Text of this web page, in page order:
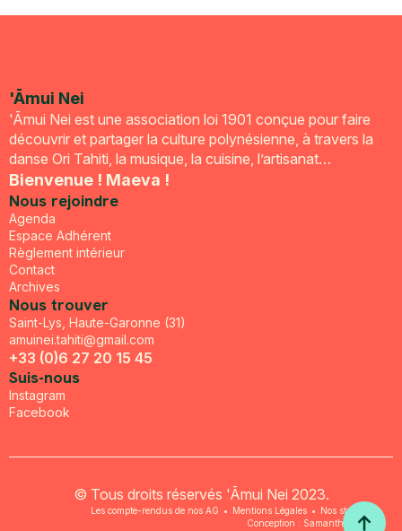
'Āmui Nei
'Āmui Nei est une association loi 1901 conçue pour faire
découvrir et partager la culture polynésienne, à travers la
danse Ori Tahiti, la musique, la cuisine, l’artisanat…
Bienvenue ! Maeva !
Nous rejoindre
Agenda
Espace Adhérent
Règlement intérieur
Contact
Archives
Nous trouver
Saint-Lys, Haute-Garonne (31)
amuinei.tahiti@gmail.com
+33 (0)6 27 20 15 45
Suis-nous
Instagram
Facebook
© Tous droits réservés 'Āmui Nei 2023.
Les compte-rendus de nos AG • Mentions Légales • Nos statuts
Conception : Samantha Abbate